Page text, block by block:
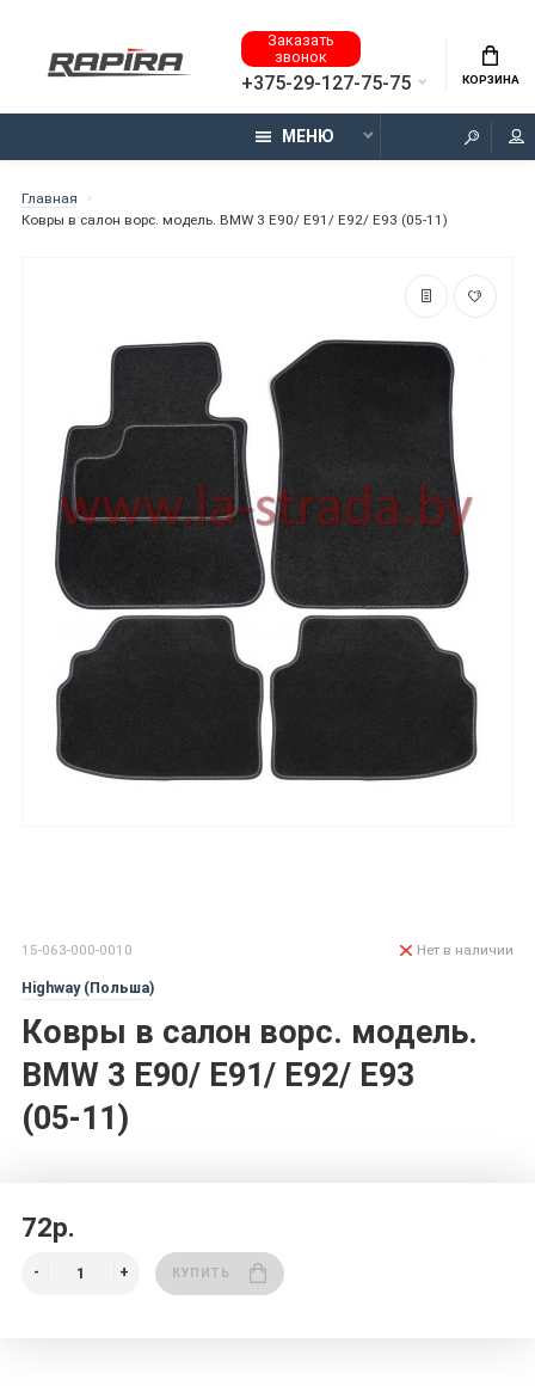
Заказать
звонок
+375-29-127-75-75 КОРЗИНА
МЕНЮ
Главная
Ковры в салон ворс. модель. BMW 3 E90/ E91/ E92/ E93 (05-11)
15-063-000-0010
Highway (Польша)
Ковры в салон ворс. модель.
BMW 3 E90/ E91/ E92/ E93
(05-11)
Нет в наличии
72р.
КУПИТЬ